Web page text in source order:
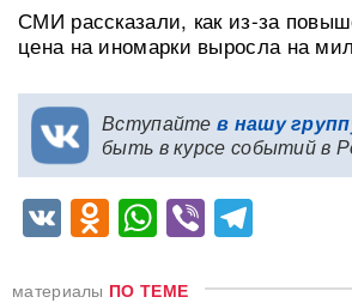
СМИ рассказали, как из-за
цена на иномарки выросла на
Вступайте в нашу
быть в курсе событий в
VKOdnoklassniki
WhatsApp
Viber
материалы ПО ТЕМЕ